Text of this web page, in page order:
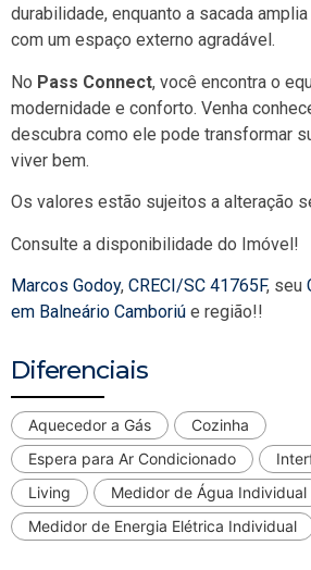
durabilidade, enquanto a sacada
com um espaço externo agradável.
No Pass Connect, você encontra o
modernidade e conforto. Venha
descubra como ele pode transformar
viver bem.
Os valores estão sujeitos a alteração
Consulte a disponibilidade do Imóvel!
Marcos Godoy, CRECI/SC 41765F, seu
em Balneário Camboriú e região!!
Diferenciais
Aquecedor a Gás
Cozinha
Espera para Ar Condicionado
Living
Medidor de Água Individual
Medidor de Energia Elétrica Individual